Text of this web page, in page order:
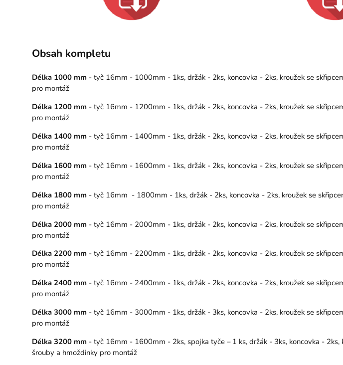
Obsah kompletu
Délka 1000 mm - tyč 16mm - 1000mm - 1ks, držák - 2ks, koncovka - 2ks, kroužek se
pro montáž
Délka 1200 mm - tyč 16mm - 1200mm - 1ks, držák - 2ks, koncovka - 2ks, kroužek se
pro montáž
Délka 1400 mm - tyč 16mm - 1400mm - 1ks, držák - 2ks, koncovka - 2ks, kroužek se
pro montáž
Délka 1600 mm - tyč 16mm - 1600mm - 1ks, držák - 2ks, koncovka - 2ks, kroužek se
pro montáž
Délka 1800 mm - tyč 16mm - 1800mm - 1ks, držák - 2ks, koncovka - 2ks, kroužek se
pro montáž
Délka 2000 mm - tyč 16mm - 2000mm - 1ks, držák - 2ks, koncovka - 2ks, kroužek se
pro montáž
Délka 2200 mm - tyč 16mm - 2200mm - 1ks, držák - 2ks, koncovka - 2ks, kroužek se
pro montáž
Délka 2400 mm - tyč 16mm - 2400mm - 1ks, držák - 2ks, koncovka - 2ks, kroužek se
pro montáž
Délka 3000 mm - tyč 16mm - 3000mm - 1ks, držák - 3ks, koncovka - 2ks, kroužek se
pro montáž
Délka 3200 mm - tyč 16mm - 1600mm - 2ks, spojka tyče – 1 ks, držák - 3ks, koncovka -
šrouby a hmoždinky pro montáž